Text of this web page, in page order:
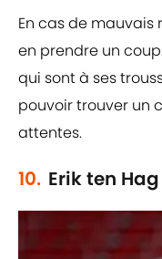
En cas de
en prendre un
qui sont à ses
pouvoir trouver un
attentes.
10. Erik ten Hag